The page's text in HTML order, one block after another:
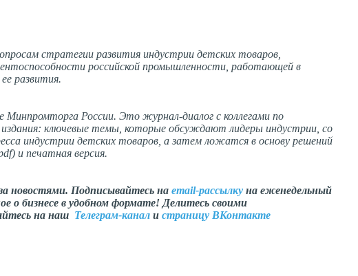
стратегии развития индустрии детских товаров,
российской промышленности, работающей в
развития.
России. Это журнал-диалог с коллегами по
ключевые темы, которые обсуждают лидеры индустрии, со
индустрии детских товаров, а затем ложатся в основу решений
и печатная версия.
новостями. Подписывайтесь на email-рассылку на еженедельный
о бизнесе в удобном формате! Делитесь своими
на наш Телеграм-канал и страницу ВКонтакте